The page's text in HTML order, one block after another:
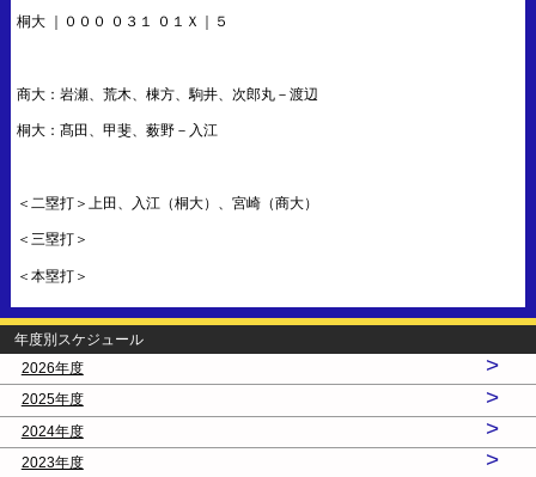
桐大 ｜０００ ０３１ ０１Ｘ｜５
商大：岩瀬、荒木、棟方、駒井、次郎丸－渡辺
桐大：髙田、甲斐、薮野－入江
＜二塁打＞上田、入江（桐大）、宮崎（商大）
＜三塁打＞
＜本塁打＞
年度別スケジュール
2026年度
>
2025年度 >
2024年度 >
2023年度 >